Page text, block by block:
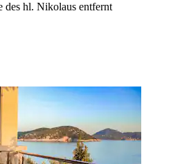
des hl. Nikolaus entfernt